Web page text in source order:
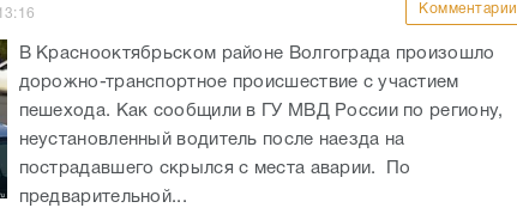
Комментарии
В Краснооктябрьском районе Волгограда произошло
дорожно-транспортное происшествие с участием
пешехода. Как сообщили в ГУ МВД России по региону,
неустановленный водитель после наезда на
пострадавшего скрылся с места аварии. По
предварительной...